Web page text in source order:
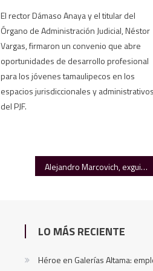
El rector Dámaso Anaya y el titular del
Órgano de Administración Judicial, Néstor
Vargas, firmaron un convenio que abre
oportunidades de desarrollo profesional
para los jóvenes tamaulipecos en los
espacios jurisdiccionales y administrativos
del PJF.
Alejandro Marcovich, exguitarrista de Caifanes, está en coma
LO MÁS RECIENTE
Héroe en Galerías Altama: